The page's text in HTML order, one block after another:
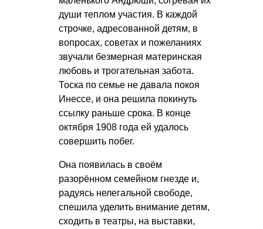
души теплом участия. В каждой
строчке, адресованной детям, в
вопросах, советах и пожеланиях
звучали безмерная материнская
любовь и трогательная забота.
Тоска по семье не давала покоя
Инессе, и она решила покинуть
ссылку раньше срока. В конце
октября 1908 года ей удалось
совершить побег.
Она появилась в своём
разорённом семейном гнезде и,
радуясь нелегальной свободе,
спешила уделить внимание детям,
сходить в театры, на выставки,